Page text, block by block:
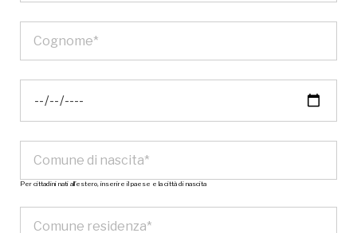
Per cittadini nati all’estero, inserire il paese e la città di nascita